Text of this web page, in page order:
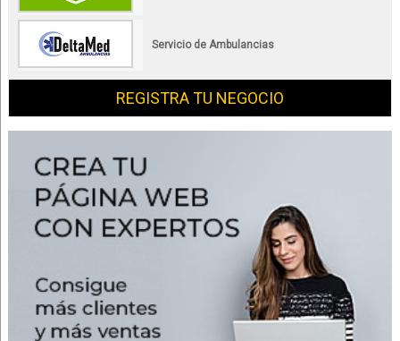
Servicio de Ambulancias
REGISTRA TU NEGOCIO